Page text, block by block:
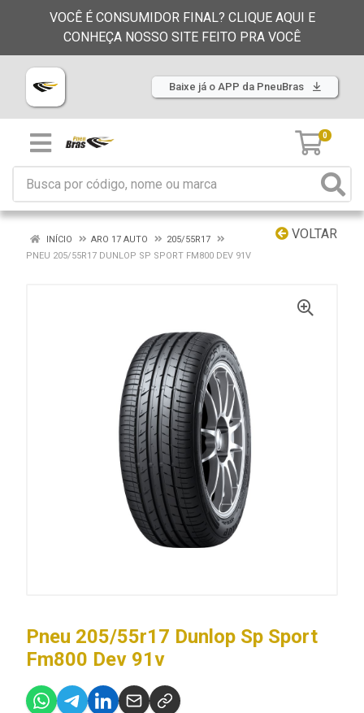
VOCÊ É CONSUMIDOR FINAL? CLIQUE AQUI E
CONHEÇA NOSSO SITE FEITO PRA VOCÊ
Baixe já o APP da PneuBras
0
VOLTAR
INÍCIO ARO 17 AUTO
205/55R17
PNEU 205/55R17 DUNLOP SP SPORT FM800 DEV 91V
Pneu 205/55r17 Dunlop Sp Sport
Fm800 Dev 91v